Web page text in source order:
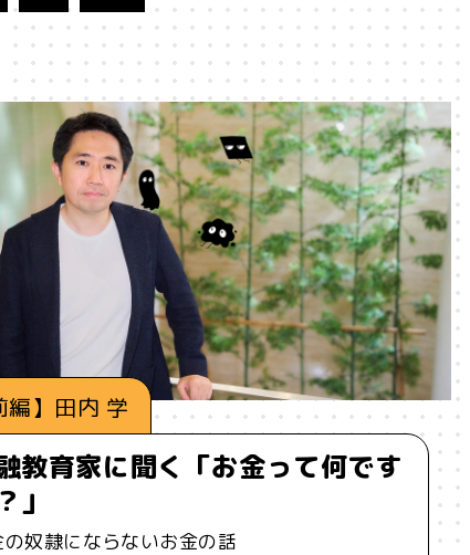
#マ
タ認知 #メディア #メンタルヘルス #モチベーショ
ルデザイン #レゴ #わかりやすさ #わかる #万葉
符号化 #交流 #人と比べない #人工生命 #人間
#価値 #信頼 #個人 #個性 #個性とは？
言語学 #動物認知 #協働 #印象 #可塑性
性 #天文物理学
#少子高齢化 #就職 #居場所 #幸せ #広告
革命 #意志 #意思決定
編】田内 学
教育家に聞く「お金って何です
」
の奴隷にならないお金の話